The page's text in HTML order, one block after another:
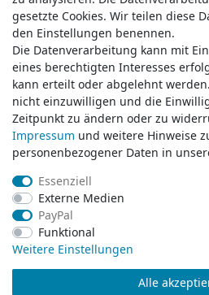
Service & Kontakt
Wünschen Sie einen
service@klamato.de
Schreiben Sie uns:
service@klamato.de
Durchschnittliche Bewertung von
Bewertungsgrundlage des Anbieters: 5
gesetzte Cookies. Wir teilen diese
den Einstellungen benennen.
Die Datenverarbeitung kann mit
eines berechtigten Interesses
kann erteilt oder abgelehnt
nicht einzuwilligen und die
Zeitpunkt zu ändern oder zu
Impressum und weitere Hinweise
personenbezogener Daten in
Essenziell
Externe Medien
PayPal
Funktional
Weitere Einstellungen
Alle
gesetzte Cookies. Wir teilen diese
den Einstellungen benennen.
Die Datenverarbeitung kann mit
eines berechtigten Interesses
kann erteilt oder abgelehnt
nicht einzuwilligen und die
Zeitpunkt zu ändern oder zu
Impressum und weitere Hinweise
personenbezogener Daten in
Essenziell
Externe Medien
PayPal
Funktional
Weitere Einstellungen
Alle